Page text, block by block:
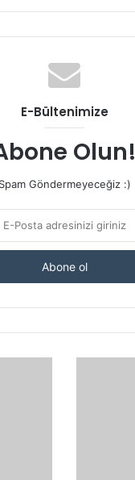
E-Bültenimize
Olun!
Spam Göndermeyeceğiz :)